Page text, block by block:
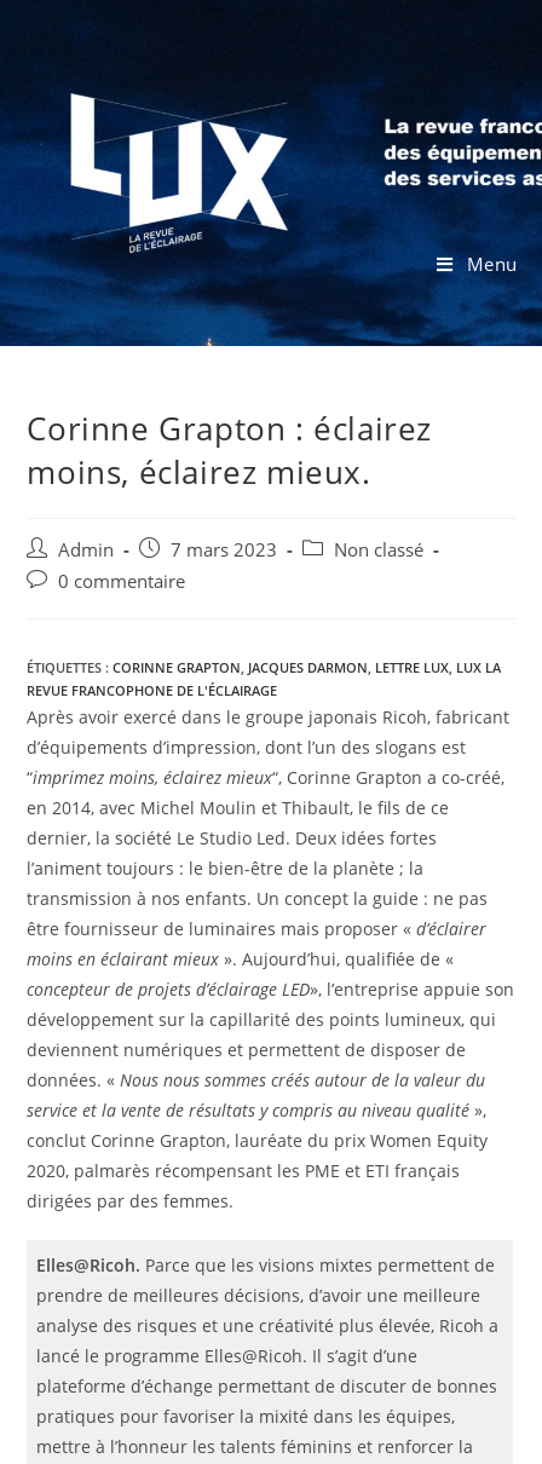
Menu
Corinne Grapton : éclairez
moins, éclairez mieux.
Admin 7 mars 2023
Non classé
0 commentaire
ÉTIQUETTES :CORINNE GRAPTON, JACQUES DARMON, LETTRE LUX, LUX LA
REVUE FRANCOPHONE DE L'ÉCLAIRAGE
Après avoir exercé dans le groupe japonais Ricoh, fabricant
d’équipements d’impression, dont l’un des slogans est
“imprimez moins, éclairez mieux“, Corinne Grapton a co-créé,
en 2014, avec Michel Moulin et Thibault, le fils de ce
dernier, la société Le Studio Led. Deux idées fortes
l’animent toujours : le bien-être de la planète ; la
transmission à nos enfants. Un concept la guide : ne pas
être fournisseur de luminaires mais proposer «d’éclairer
moins en éclairant mieux ». Aujourd’hui, qualifiée de «
concepteur de projets d’éclairage LED», l’entreprise appuie son
développement sur la capillarité des points lumineux, qui
deviennent numériques et permettent de disposer de
données. «Nous nous sommes créés autour de la valeur du
service et la vente de résultats y compris au niveau qualité »,
conclut Corinne Grapton, lauréate du prix Women Equity
2020, palmarès récompensant les PME et ETI français
dirigées par des femmes.
Elles@Ricoh. Parce que les visions mixtes permettent de
prendre de meilleures décisions, d’avoir une meilleure
analyse des risques et une créativité plus élevée, Ricoh a
lancé le programme Elles@Ricoh. Il s’agit d’une
plateforme d’échange permettant de discuter de bonnes
pratiques pour favoriser la mixité dans les équipes,
mettre à l’honneur les talents féminins et renforcer la